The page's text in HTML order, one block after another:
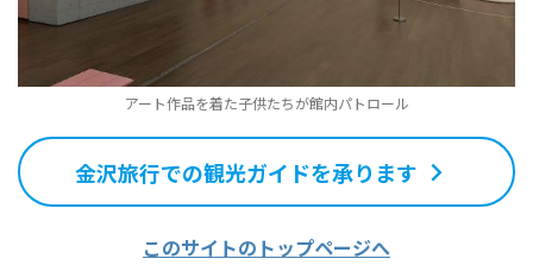
アート作品を着た子供たちが館内パトロール
金沢旅行での観光ガイドを承ります
このサイトのトップページへ